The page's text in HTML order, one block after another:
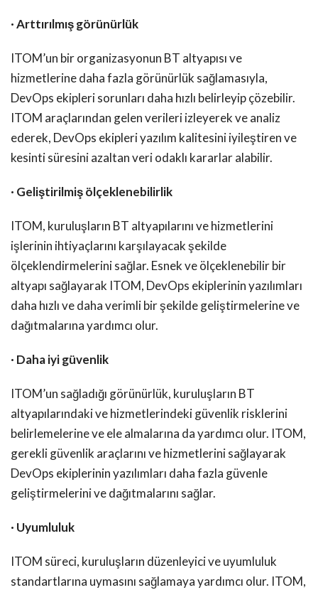
· Arttırılmış görünürlük
ITOM’un bir organizasyonun BT altyapısı ve
hizmetlerine daha fazla görünürlük sağlamasıyla,
DevOps ekipleri sorunları daha hızlı belirleyip çözebilir.
ITOM araçlarından gelen verileri izleyerek ve analiz
ederek, DevOps ekipleri yazılım kalitesini iyileştiren ve
kesinti süresini azaltan veri odaklı kararlar alabilir.
· Geliştirilmiş ölçeklenebilirlik
ITOM, kuruluşların BT altyapılarını ve hizmetlerini
işlerinin ihtiyaçlarını karşılayacak şekilde
ölçeklendirmelerini sağlar. Esnek ve ölçeklenebilir bir
altyapı sağlayarak ITOM, DevOps ekiplerinin yazılımları
daha hızlı ve daha verimli bir şekilde geliştirmelerine ve
dağıtmalarına yardımcı olur.
· Daha iyi güvenlik
ITOM’un sağladığı görünürlük, kuruluşların BT
altyapılarındaki ve hizmetlerindeki güvenlik risklerini
belirlemelerine ve ele almalarına da yardımcı olur. ITOM,
gerekli güvenlik araçlarını ve hizmetlerini sağlayarak
DevOps ekiplerinin yazılımları daha fazla güvenle
geliştirmelerini ve dağıtmalarını sağlar.
· Uyumluluk
ITOM süreci, kuruluşların düzenleyici ve uyumluluk
standartlarına uymasını sağlamaya yardımcı olur. ITOM,